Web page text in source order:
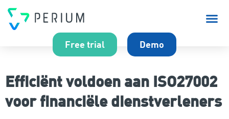
Free trial Demo
Efficiënt voldoen aan ISO27002
voor financiële dienstverleners